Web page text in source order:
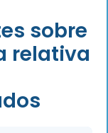
sobre
relativa